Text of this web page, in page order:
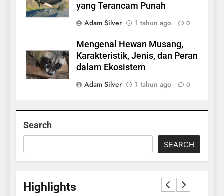
yang Terancam Punah
Adam Silver
1 tahun ago 0
Mengenal Hewan Musang,
Karakteristik, Jenis, dan Peran
dalam Ekosistem
Adam Silver
1 tahun ago 0
Search
SEARCH
Highlights